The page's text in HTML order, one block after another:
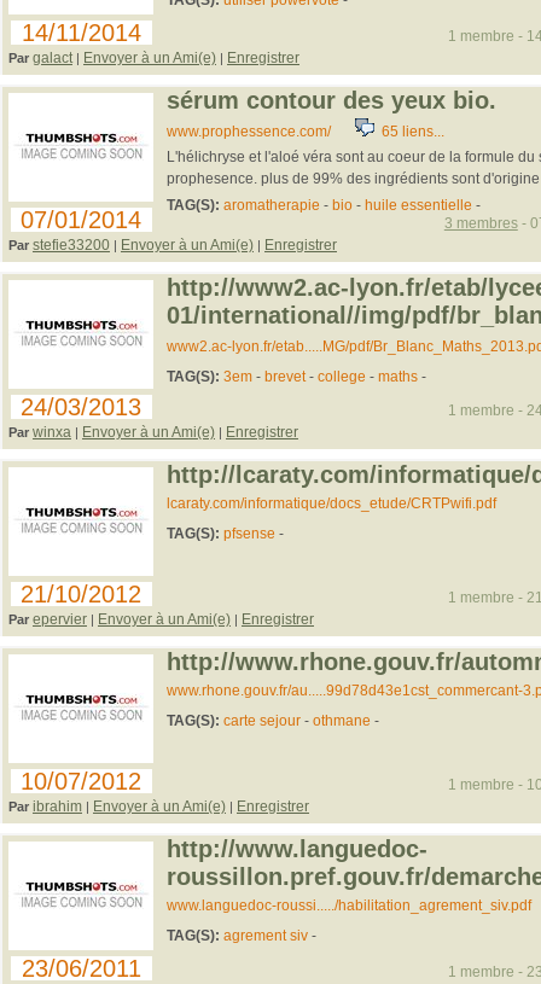
14/11/2014
Par galact | Envoyer à un Ami(e) | Enregistrer
1 membre -
07/01/2014
sérum contour des yeux bio.
www.prophessence.com/ 65 liens...
L'hélichryse et l'aloé véra sont au coeur de la formule du
prophesence. plus de 99% des ingrédients sont
TAG(S): aromatherapie - bio - huile essentielle -
Par stefie33200 | Envoyer à un Ami(e) | Enregistrer
3 membres-
24/03/2013
http://www2.ac-lyon.fr/etab/
01/international//img/pdf/
www2.ac-lyon.fr/etab.....MG/pdf/
TAG(S): 3em - brevet- college - maths-
Par winxa | Envoyer à un Ami(e) | Enregistrer
1 membre -
21/10/2012
http://lcaraty.com/
lcaraty.com/informatique/docs_etude/CRTPwifi.pdf
TAG(S): pfsense -
Par epervier | Envoyer à un Ami(e) | Enregistrer
1 membre -
10/07/2012
http://www.rhone.gouv.fr/
www.rhone.gouv.fr/au.....99d78d43e1cst_commercant-
TAG(S): carte sejour- othmane -
Par ibrahim | Envoyer à un Ami(e) | Enregistrer
1 membre -
23/06/2011
http://www.languedoc-
roussillon.pref.gouv.fr/
www.languedoc-roussi...../habilitation_agrement_siv.pdf
TAG(S): agrement siv-
1 membre -